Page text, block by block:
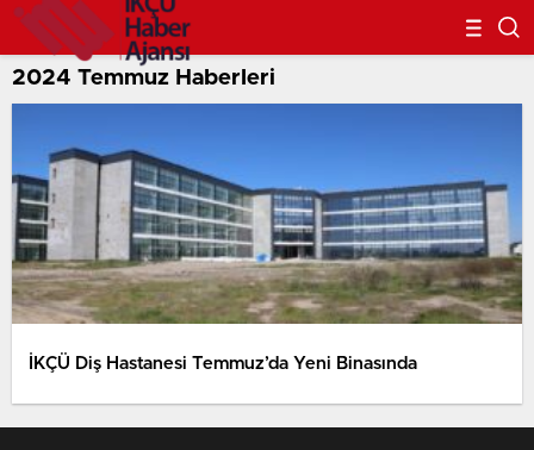
2024 Temmuz Haberleri
İKÇÜ Diş Hastanesi Temmuz’da Yeni Binasında